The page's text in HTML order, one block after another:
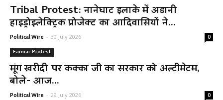
Tribal Protest: नानेघाट इलाके में अडानी
हाइड्रोइलेक्ट्रिक प्रोजेक्ट का आदिवासियों ने...
Political Wire - 30 July 2026 0
Farmar Protest
मूंग खरीदी पर कक्का जी का सरकार को अल्टीमेटम,
बोले- आज...
Political Wire - 29 July 2026 0